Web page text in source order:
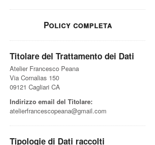
Policy completa
Titolare del Trattamento dei Dati
Atelier Francesco Peana
Via Cornalias 150
09121 Cagliari CA
Indirizzo email del Titolare:
atelierfrancescopeana@gmail.com
Tipologie di Dati raccolti